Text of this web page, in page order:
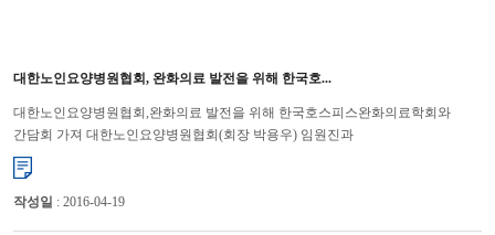
대한노인요양병원협회, 완화의료 발전을 위해 한국호...
대한노인요양병원협회,완화의료 발전을 위해 한국호스피스완화의료학회와
간담회 가져 대한노인요양병원협회(회장 박용우) 임원진과
한국호스피스완화의료학회 임원진이 4월 13일에 완화의료 발전을 위한 간담...
작성일 : 2016-04-19